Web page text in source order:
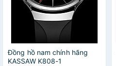
Đồng hồ nam chính hãng
KASSAW K808-1